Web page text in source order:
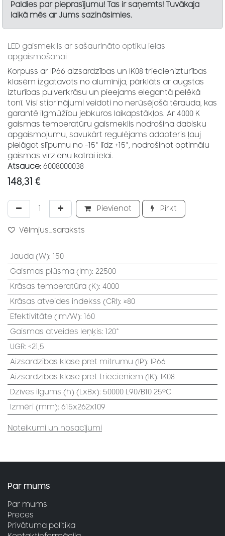
Paldies par pieprasījumu! Tas ir saņemts! Tuvākaja
laikā mēs ar Jums sazināsimies.
LED gaismeklis ar sašaurināto optiku ielas
apgaismošanai
Korpuss ar IP66 aizsardzības un IK08 triecienizturības
klasēm izgatavots no alumīnija, pārklāts ar augstas
izturības pulverkrāsu un pieejams elegantā pelēkā
tonī. Visi stiprinājumi veidoti no nerūsējošā tērauda, kas
garantē ilgmūžību jebkuros laikapstākļos. Ar 4000 K
gaismas temperatūru gaismeklis nodrošina dabisku
apgaismojumu, savukārt regulējams adapteris ļauj
pielāgot slīpumu no -15° līdz +15°, nodrošinot optimālu
gaismas virzienu katrai ielai.
Atsauce: 6008000038
148,31 €
Pievienot Pirkt
Vēlmjus_saraksts
Jauda (W): 150
Gaismas plūsma (lm): 22500
Krāsas temperatūra (K): 4000
Krāsas atveides indekss (CRI): ≥80
Efektivitāte (lm/W): 160
Gaismas atveides leņķis: 120°
UGR: <21,5
Aizsardzības klase pret mitrumu (IP): IP66
Aizsardzības klase pret triecieniem (IK): IK08
Dzīves ilgums (h) (LxBx): 50000 L90/B10 25⁰C
Izmēri (mm): 615x262x109
Noteikumi un nosacījumi
Par mums
Par mums
Preces
Privātuma politika